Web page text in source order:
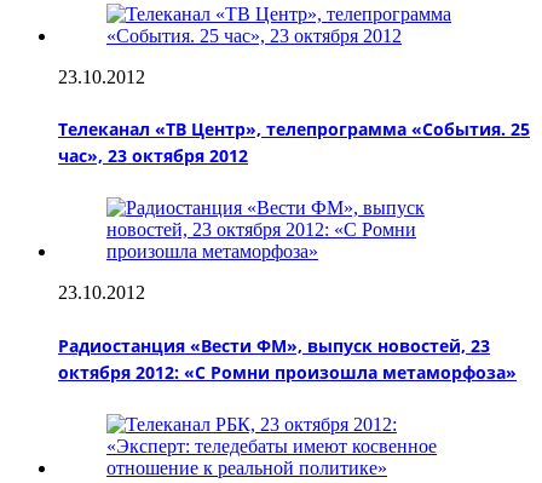
23.10.2012
Телеканал «ТВ Центр», телепрограмма «События. 25
час», 23 октября 2012
23.10.2012
Радиостанция «Вести ФМ», выпуск новостей, 23
октября 2012: «С Ромни произошла метаморфоза»